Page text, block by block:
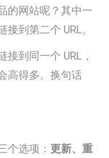
的网站呢？其中一
到第二个 URL。
到同一个 URL，
高得多。换句话
个选项： 更新、重